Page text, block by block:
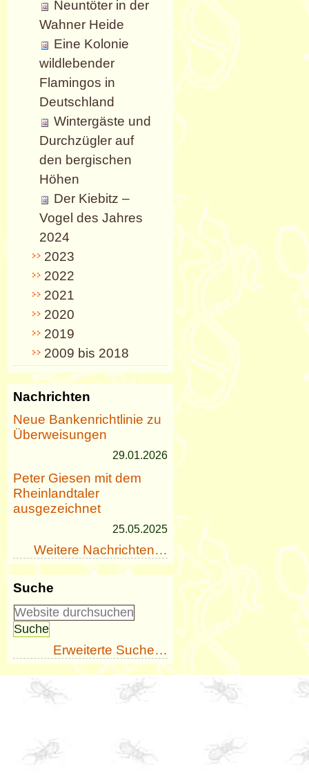
Neuntöter in der
Wahner Heide
Eine Kolonie
wildlebender
Flamingos in
Deutschland
Wintergäste und
Durchzügler auf
den bergischen
Höhen
Der Kiebitz –
Vogel des Jahres
2024
2023
2022
2021
2020
2019
2009 bis 2018
Nachrichten
Neue Bankenrichtlinie zu
Überweisungen
29.01.2026
Peter Giesen mit dem
Rheinlandtaler
ausgezeichnet
25.05.2025
Weitere Nachrichten…
Suche
Erweiterte Suche…